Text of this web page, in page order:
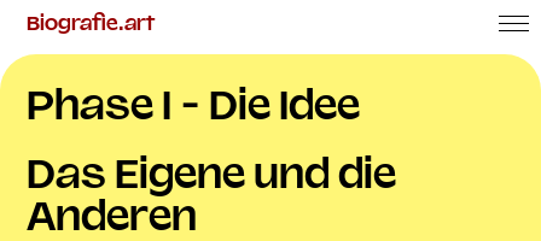
Phasen
Erfahrungen
Aktuelles
Über uns
Biografie.art
Phase I - Die Idee
Das Eigene und die
Anderen